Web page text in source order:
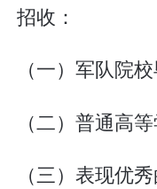
招收：
（一）军队院
（二）普通高
（三）表现优